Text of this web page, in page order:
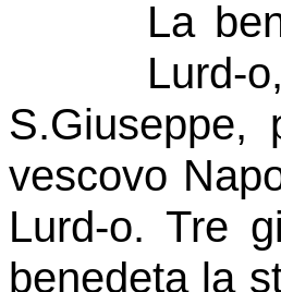
La
Lurd-
vescovo
Lurd-o. Tre
benedeta la